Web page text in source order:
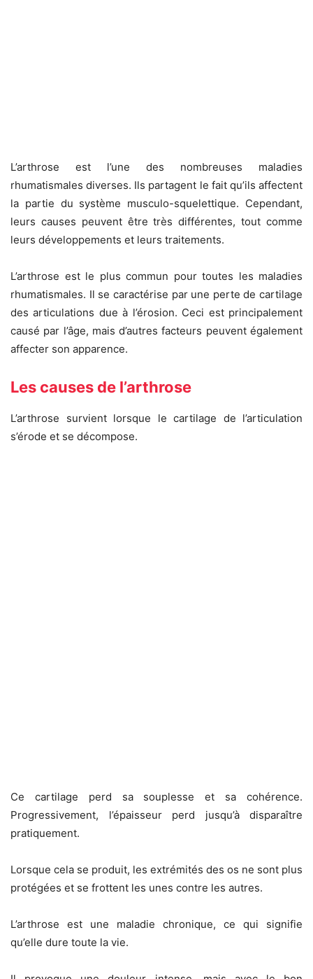
L’arthrose est l’une des nombreuses maladies
rhumatismales diverses. Ils partagent le fait qu’ils affectent
la partie du système musculo-squelettique. Cependant,
leurs causes peuvent être très différentes, tout comme
leurs développements et leurs traitements.
L’arthrose est le plus commun pour toutes les maladies
rhumatismales. Il se caractérise par une perte de cartilage
des articulations due à l’érosion. Ceci est principalement
causé par l’âge, mais d’autres facteurs peuvent également
affecter son apparence.
Les causes de l’arthrose
L’arthrose survient lorsque le cartilage de l’articulation
s’érode et se décompose.
Ce cartilage perd sa souplesse et sa cohérence.
Progressivement, l’épaisseur perd jusqu’à disparaître
pratiquement.
Lorsque cela se produit, les extrémités des os ne sont plus
protégées et se frottent les unes contre les autres.
L’arthrose est une maladie chronique, ce qui signifie
qu’elle dure toute la vie.